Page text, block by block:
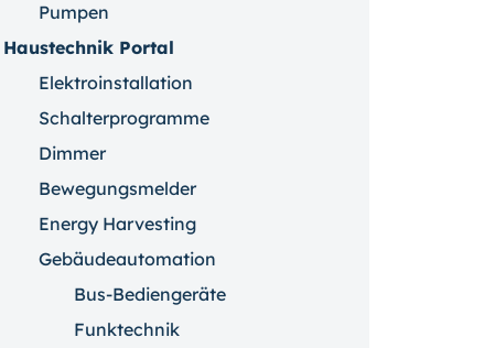
Pumpen
Haustechnik Portal
Elektroinstallation
Schalterprogramme
Dimmer
Bewegungsmelder
Energy Harvesting
Gebäudeautomation
Bus-Bediengeräte
Funktechnik